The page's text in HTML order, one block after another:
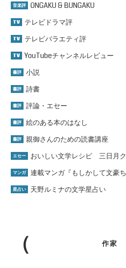
音楽評 ONGAKU & BUNGAKU
TV テレビドラマ評
TV テレビバラエティ評
TV YouTubeチャンネルレビュー
書評 小説
書評 詩書
書評 評論・エセー
書評 絵のある本のはなし
書評 親御さんのための読書講座
エセー おいしい文学レシピ 三日月
マンガ 連載マンガ『もしかして文豪
星占い 天野ルミナの文学星占い
作家